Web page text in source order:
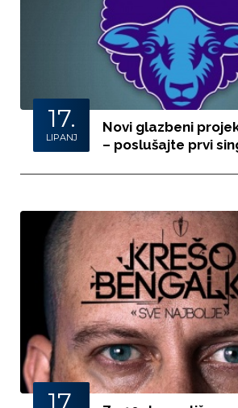
17.
LIPANJ
Novi glazbeni
– poslušajte prvi
17.